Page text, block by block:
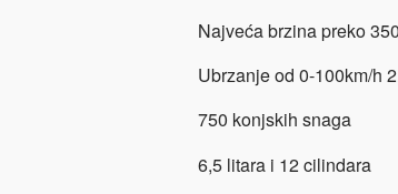
Najveća brzina preko
Ubrzanje od 0-100km/h
750 konjskih snaga
6,5 litara i 12 cilindara